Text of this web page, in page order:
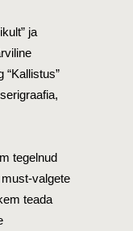
ja
“Kallistus”
tegelnud
valgete
teada